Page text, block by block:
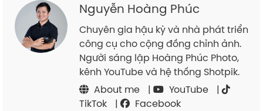
Nguyễn Hoàng Phúc
Chuyên gia hậu kỳ và nhà phát triển
công cụ cho cộng đồng chỉnh ảnh.
Người sáng lập Hoàng Phúc Photo,
kênh YouTube và hệ thống Shotpik.
About me
| YouTube
|
TikTok
| Facebook